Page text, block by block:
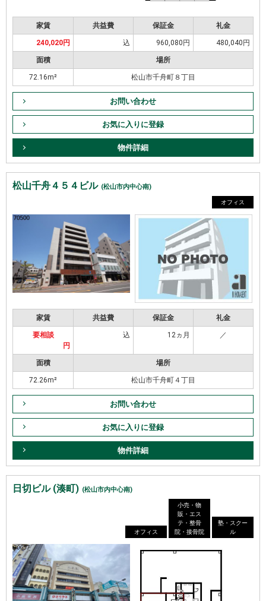
家賃 共益費 保証金 礼金
240,020円 込 960,080円 480,040円
面積 場所
72.16m² 松山市千舟町８丁目
お問い合わせ
お気に入りに登録
物件詳細
松山千舟４５４ビル (松山市内中心南)
オフィス
家賃 共益費 保証金 礼金
要相談
円
込 12ヵ月 ／
面積 場所
72.26m² 松山市千舟町４丁目
お問い合わせ
お気に入りに登録
物件詳細
日切ビル (湊町) (松山市内中心南)
オフィス
小売・物
販・エス
テ・整骨
院・接骨院
塾・スクー
ル